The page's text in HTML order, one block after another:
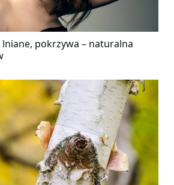
pokrzywa – naturalna